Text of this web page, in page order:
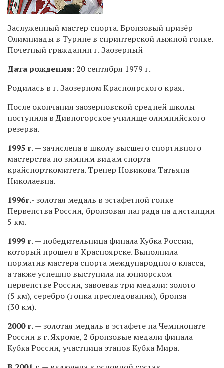
Заслуженный мастер спорта. Бронзовый призёр
Олимпиады в Турине в спринтерской лыжной гонке.
Почетный гражданин г. Заозерный
Дата рождения: 20 сентября 1979 г.
Родилась в г. Заозерном Красноярского края.
После окончания заозерновской средней школы
поступила в Дивногорское училище олимпийского
резерва.
1995 г. — зачислена в школу высшего спортивного
мастерства по зимним видам спорта
крайспорткомитета. Тренер Новикова Татьяна
Николаевна.
1996г.- золотая медаль в эстафетной гонке
Первенства России, бронзовая награда на дистанции
5 км.
1999 г. — победительница финала Кубка России,
который прошел в Красноярске. Выполнила
норматив мастера спорта международного класса,
а также успешно выступила на юниорском
первенстве России, завоевав три медали: золото
(5 км), серебро (гонка преследования), бронза
(30 км).
2000 г.— золотая медаль в эстафете на Чемпионате
России в г. Яхроме, 2 бронзовые медали финала
Кубка России, участница этапов Кубка Мира.